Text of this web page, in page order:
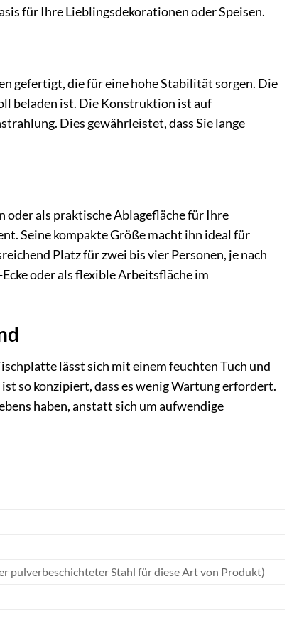
für Ihre Lieblingsdekorationen oder Speisen.
gefertigt, die für eine hohe Stabilität sorgen. Die
beladen ist. Die Konstruktion ist auf
Dies gewährleistet, dass Sie lange
oder als praktische Ablagefläche für Ihre
Seine kompakte Größe macht ihn ideal für
Platz für zwei bis vier Personen, je nach
oder als flexible Arbeitsfläche im
lässt sich mit einem feuchten Tuch und
so konzipiert, dass es wenig Wartung erfordert.
haben, anstatt sich um aufwendige
pulverbeschichteter Stahl für diese Art von Produkt)